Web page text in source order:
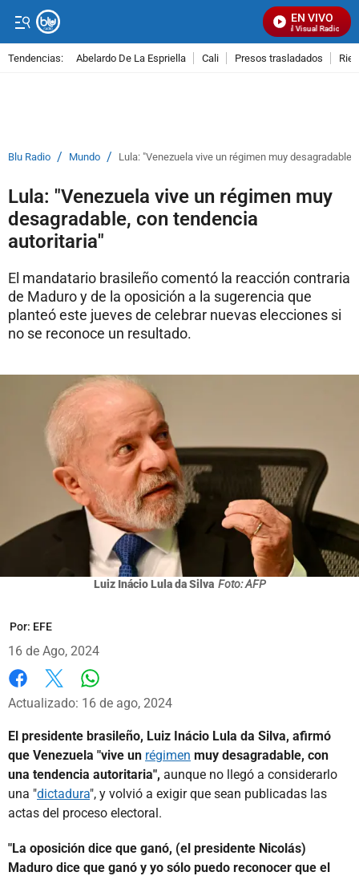
EN VIVO
Señal Visual Radio
Tendencias: Abelardo De La Espriella Cali Presos trasladados
Blu Radio / Mundo / Lula: "Venezuela vive un régimen muy
Lula: "Venezuela vive un régimen muy
desagradable, con tendencia
autoritaria"
El mandatario brasileño comentó la reacción contraria
de Maduro y de la oposición a la sugerencia que
planteó este jueves de celebrar nuevas elecciones si
no se reconoce un resultado.
Luiz Inácio Lula da Silva Foto: AFP
Por: EFE
16 de Ago, 2024
Facebook
X
Actualizado: 16 de ago, 2024
El presidente brasileño, Luiz Inácio Lula da Silva, afirmó
que Venezuela "vive un régimen muy desagradable, con
una tendencia autoritaria", aunque no llegó a considerarlo
una "dictadura", y volvió a exigir que sean publicadas las
actas del proceso electoral.
"La oposición dice que ganó, (el presidente Nicolás)
Maduro dice que ganó y yo sólo puedo reconocer que el